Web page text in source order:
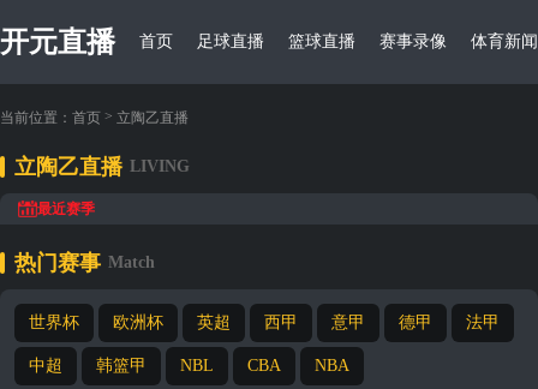
开元直播 首页 足球直播 篮球直播 赛事录像 体育新闻
当前位置： 首页 > 立陶乙直播
立陶乙直播 LIVING
最近赛季
热门赛事 Match
世界杯 欧洲杯 英超 西甲 意甲 德甲 法甲
中超 韩篮甲 NBL CBA NBA